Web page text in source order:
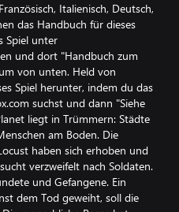
Italienisch, Deutsch,
das Handbuch für dieses
Spiel unter
und dort "Handbuch zum
von unten. Held von
Spiel herunter, indem du das
suchst und dann "Siehe
liegt in Trümmern: Städte
am Boden. Die
haben sich erhoben und
verzweifelt nach Soldaten.
und Gefangene. Ein
dem Tod geweiht, soll die